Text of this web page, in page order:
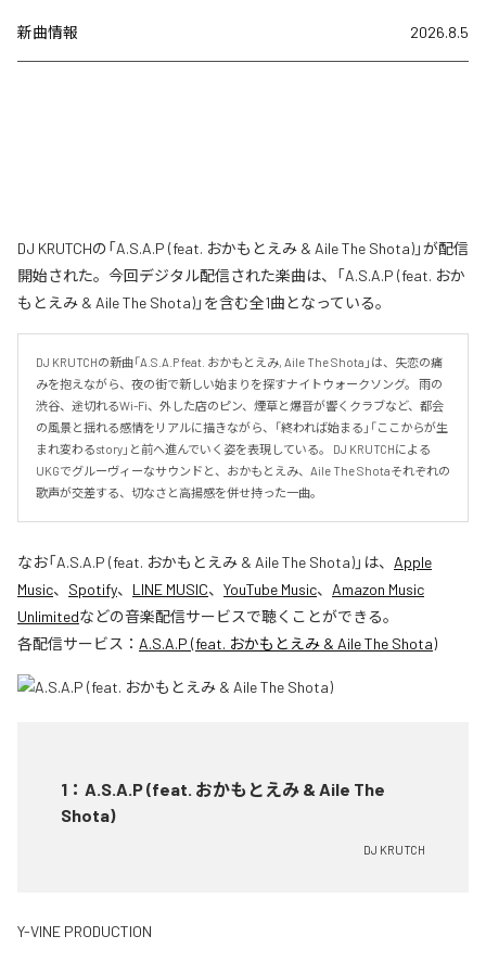
新曲情報 2026.8.5
DJ KRUTCHの「A.S.A.P (feat. おかもとえみ & Aile The Shota)」が配信
開始された。今回デジタル配信された楽曲は、「A.S.A.P (feat. おか
もとえみ & Aile The Shota)」を含む全1曲となっている。
DJ KRUTCHの新曲「A.S.A.P feat. おかもとえみ, Aile The Shota」は、失恋の痛
みを抱えながら、夜の街で新しい始まりを探すナイトウォークソング。 雨の
渋谷、途切れるWi-Fi、外した店のピン、煙草と爆音が響くクラブなど、都会
の風景と揺れる感情をリアルに描きながら、「終われば始まる」「ここからが生
まれ変わるstory」と前へ進んでいく姿を表現している。 DJ KRUTCHによる
UKGでグルーヴィーなサウンドと、おかもとえみ、Aile The Shotaそれぞれの
歌声が交差する、切なさと高揚感を併せ持った一曲。
なお「A.S.A.P (feat. おかもとえみ & Aile The Shota)」は、 Apple
Music、 Spotify、 LINE MUSIC、 YouTube Music、 Amazon Music
Unlimitedなどの音楽配信サービスで聴くことができる。
各配信サービス： A.S.A.P (feat. おかもとえみ & Aile The Shota)
1 ： A.S.A.P (feat. おかもとえみ & Aile The
Shota)
DJ KRUTCH
Y-VINE PRODUCTION